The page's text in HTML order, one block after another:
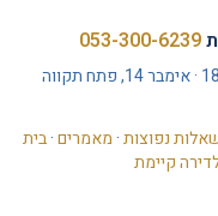
053-300-6239
נפוצות·מאמרים·בית
קיימת